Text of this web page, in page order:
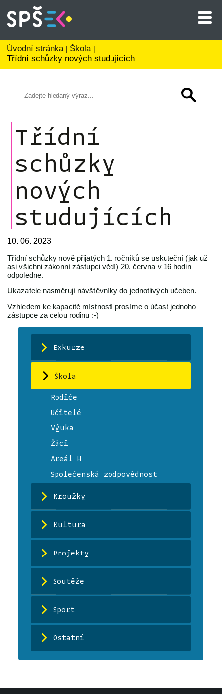
Úvodní stránka
Škola
Třídní schůzky nových studujících
Třídní
schůzky
nových
studujících
10. 06. 2023
Třídní schůzky nově přijatých 1. ročníků se uskuteční (jak už
asi všichni zákonní zástupci vědí) 20. června v 16 hodin
odpoledne.
Ukazatele nasměrují návštěvníky do jednotlivých učeben.
Vzhledem ke kapacitě místností prosíme o účast jednoho
zástupce za celou rodinu :-)
Exkurze
Škola
Rodiče
Učitelé
Výuka
Žáci
Areál H
Společenská zodpovědnost
Kroužky
Kultura
Projekty
Soutěže
Sport
Ostatní